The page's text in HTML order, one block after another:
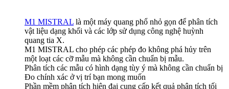
M1 MISTRAL là một máy quang phổ nhỏ gọn để phân tích
vật liệu dạng khối và các lớp sử dụng công nghệ huỳnh
quang tia X.
M1 MISTRAL cho phép các phép đo không phá hủy trên
một loạt các cỡ mẫu mà không cần chuẩn bị mẫu.
Phân tích các mẫu có hình dạng tùy ý mà không cần chuẩn bị
Đo chính xác ở vị trí bạn mong muốn
Phần mềm phân tích hiện đại cung cấp kết quả phân tích tối